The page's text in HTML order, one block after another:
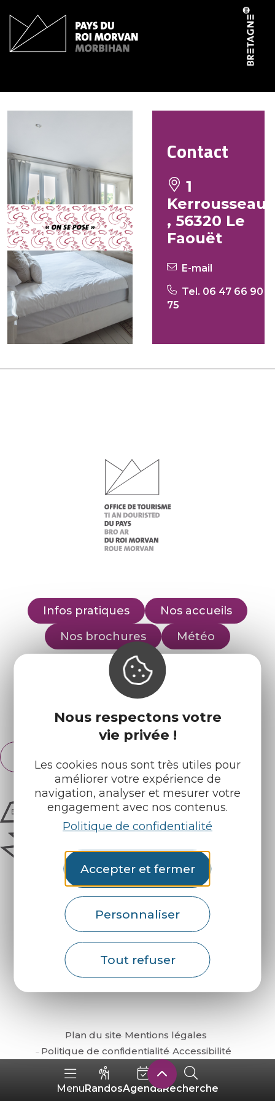
Nous respectons votre
vie privée !
Les cookies nous sont très utiles pour
améliorer votre expérience de
navigation, analyser et mesurer votre
engagement avec nos contenus.
Politique de confidentialité
Accepter et fermer
Personnaliser
Tout refuser
MenuRandosAgendaRecherche
Contact
1
Kerrousseau
, 56320 Le
Faouët
E-mail
Tel. 06 47 66 90
75
Infos pratiques
Nos accueils
Nos brochures
Météo
Retrouvez-nous sur :
Espace pro Partenaires
Français
English
Comment venir ?
Plan du site Mentions légales
Politique de confidentialité Accessibilité